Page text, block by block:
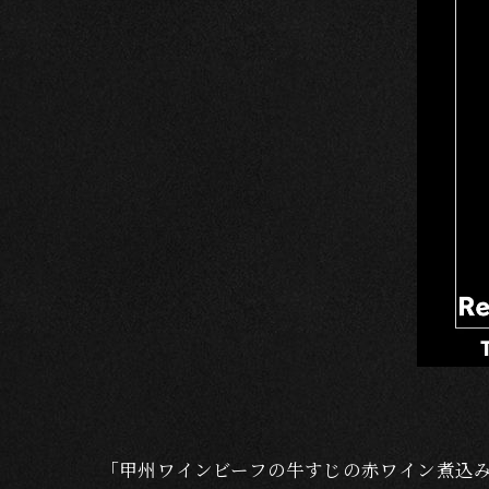
「甲州ワインビーフの牛すじの赤ワイン煮込